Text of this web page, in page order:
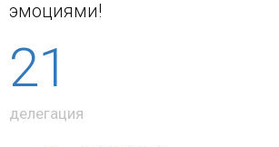
эмоциями!
21
делегация